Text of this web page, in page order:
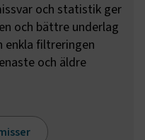
och statistik ger
och bättre underlag
enkla filtreringen
och äldre